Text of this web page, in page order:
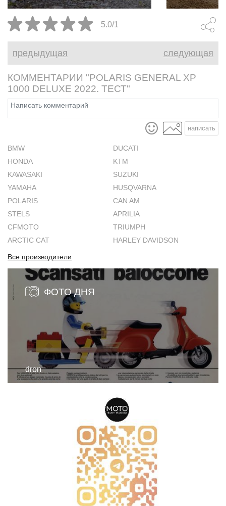
Polaris.
5.0/1
предыдущая следующая
КОММЕНТАРИИ "POLARIS GENERAL XP
1000 DELUXE 2022. ТЕСТ"
написать
BMW
DUCATI
HONDA
KTM
KAWASAKI
SUZUKI
YAMAHA
HUSQVARNA
POLARIS
CAN AM
STELS
APRILIA
CFMOTO
TRIUMPH
ARCTIC CAT
HARLEY DAVIDSON
Все производители
ФОТО ДНЯ
dron